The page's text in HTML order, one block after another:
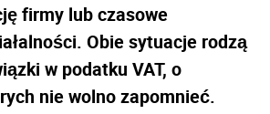
firmy lub czasowe
Obie sytuacje rodzą
w podatku VAT, o
nie wolno zapomnieć.